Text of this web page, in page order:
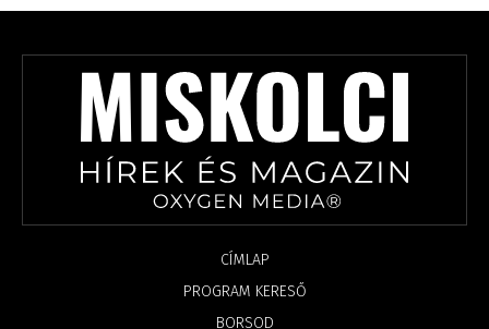
CÍMLAP
PROGRAM KERESŐ
BORSOD